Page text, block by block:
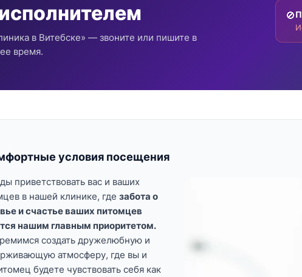
в Витебске» — звоните или пишите в
время.
🚫
условия посещения
приветствовать вас и ваших
в нашей клинике, где забота о
и счастье ваших питомцев
нашим главным приоритетом.
создать дружелюбную и
атмосферу, где вы и
будете чувствовать себя как